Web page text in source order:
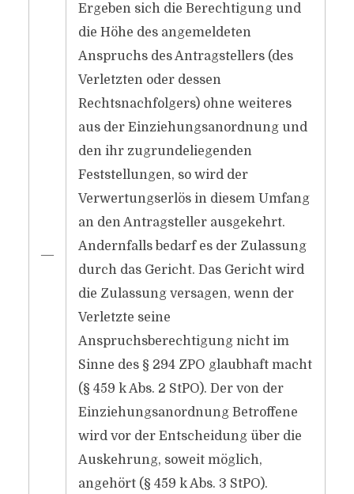
―
Ergeben sich die Berechtigung und
die Höhe des angemeldeten
Anspruchs des Antragstellers (des
Verletzten oder dessen
Rechtsnachfolgers) ohne weiteres
aus der Einziehungsanordnung und
den ihr zugrundeliegenden
Feststellungen, so wird der
Verwertungserlös in diesem Umfang
an den Antragsteller ausgekehrt.
Andernfalls bedarf es der Zulassung
durch das Gericht. Das Gericht wird
die Zulassung versagen, wenn der
Verletzte seine
Anspruchsberechtigung nicht im
Sinne des § 294 ZPO glaubhaft macht
(§ 459 k Abs. 2 StPO). Der von der
Einziehungsanordnung Betroffene
wird vor der Entscheidung über die
Auskehrung, soweit möglich,
angehört (§ 459 k Abs. 3 StPO).